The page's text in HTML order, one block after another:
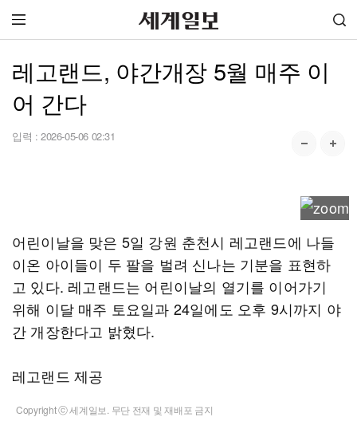
레고랜드, 야간개장 5월 매주 이
어 간다
입력 : 2026-05-06 02:31
어린이날을 맞은 5일 강원 춘천시 레고랜드에 나들
이온 아이들이 두 팔을 벌려 신나는 기분을 표현하
고 있다. 레고랜드는 어린이날의 열기를 이어가기
위해 이달 매주 토요일과 24일에도 오후 9시까지 야
간 개장한다고 밝혔다.
레고랜드 제공
Copyright ⓒ 세계일보. 무단 전재 및 재배포 금지